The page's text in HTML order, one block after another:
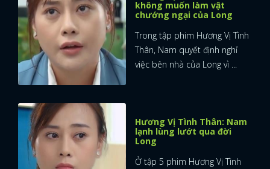
không muốn làm vật
chướng ngại của Long
Trong tập phim Hương Vị Tình
Thân, Nam quyết định nghỉ
việc bên nhà của Long vì ...
Hương Vị Tình Thân: Nam
lạnh lùng lướt qua đời
Long
Ở tập 5 phim Hương Vị Tình